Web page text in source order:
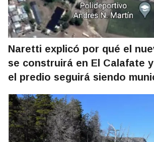
Naretti explicó por qué el
se construirá en El Calafate
el predio seguirá siendo